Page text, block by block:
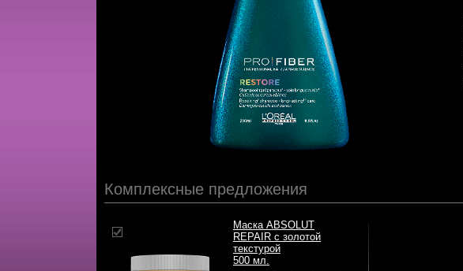
Комплексные предложения
Маска ABSOLUT
REPAIR с золотой
текстурой
500 мл.